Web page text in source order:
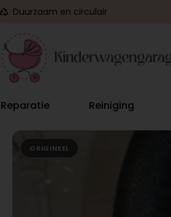
Duurzaam en circulair
Reparatie Reiniging
ORIGINEEL